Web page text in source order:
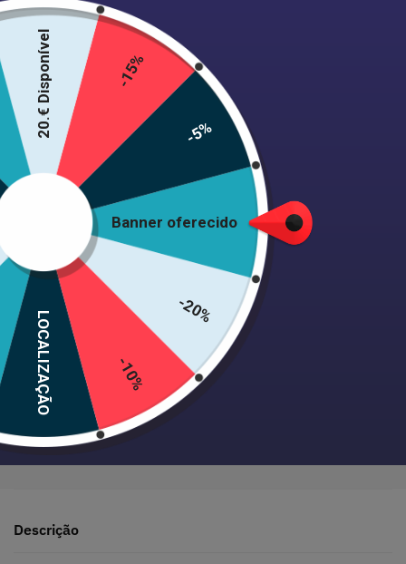
51,99
Tamanho
Adicionar ao carrinho
Envio 24/48h • Satisfeito ou reembolsado • +1000 clientes
Pagamento seguro garantido
Descrição
Banner oferecido
-20%
-10%
LOCALIZAÇÃO
20.€ Disponível -15%
-5%